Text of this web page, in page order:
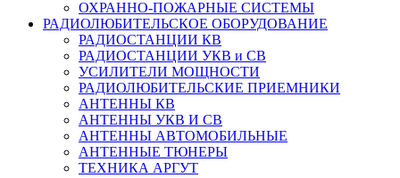
ОХРАННО-ПОЖАРНЫЕ СИСТЕМЫ
РАДИОЛЮБИТЕЛЬСКОЕ ОБОРУДОВАНИЕ
РАДИОСТАНЦИИ КВ
РАДИОСТАНЦИИ УКВ и СВ
УСИЛИТЕЛИ МОЩНОСТИ
РАДИОЛЮБИТЕЛЬСКИЕ ПРИЕМНИКИ
АНТЕННЫ КВ
АНТЕННЫ УКВ И СВ
АНТЕННЫ АВТОМОБИЛЬНЫЕ
АНТЕННЫЕ ТЮНЕРЫ
ТЕХНИКА АРГУТ